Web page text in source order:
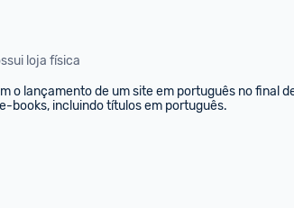
loja física
o lançamento de um site em português no final
books, incluindo títulos em português.